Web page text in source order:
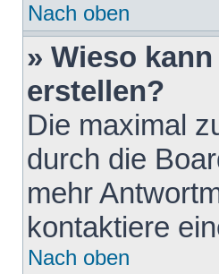
Nach oben
» Wieso
erstellen?
Die maximal
durch die
mehr
kontaktiere
Nach oben